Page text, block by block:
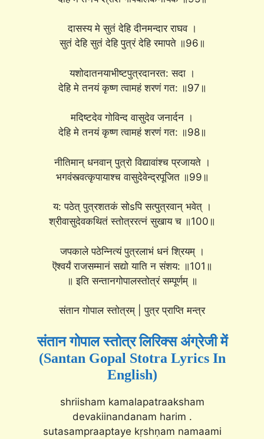
दासस्य मे सुतं देहि दीनमन्दार राघव ।
सुतं देहि सुतं देहि पुत्रं देहि रमापते ॥96॥
यशोदातनयाभीष्टपुत्रदानरत: सदा ।
देहि मे तनयं कृष्ण त्वामहं शरणं गत: ॥97॥
मदिष्टदेव गोविन्द वासुदेव जनार्दन ।
देहि मे तनयं कृष्ण त्वामहं शरणं गत: ॥98॥
नीतिमान् धनवान् पुत्रो विद्यावांश्च प्रजायते ।
भगवंस्त्वत्कृपायाश्च वासुदेवेन्द्रपूजित ॥99॥
य: पठेत् पुत्रशतकं सोsपि सत्पुत्रवान् भवेत् ।
श्रीवासुदेवकथितं स्तोत्ररत्नं सुखाय च ॥100॥
जपकाले पठेन्नित्यं पुत्रलाभं धनं श्रियम् ।
ऎश्वर्यं राजसम्मानं सद्यो याति न संशय: ॥101॥
॥ इति सन्तानगोपालस्तोत्रं सम्पूर्णम् ॥
संतान गोपाल स्तोत्रम् | पुत्र प्राप्ति मन्त्र
संतान गोपाल स्तोत्र लिरिक्स अंग्रेजी में
(Santan Gopal Stotra Lyrics In
English)
shriisham kamalapatraaksham
devakiinandanam harim .
sutasampraaptaye kṛshṇam namaami